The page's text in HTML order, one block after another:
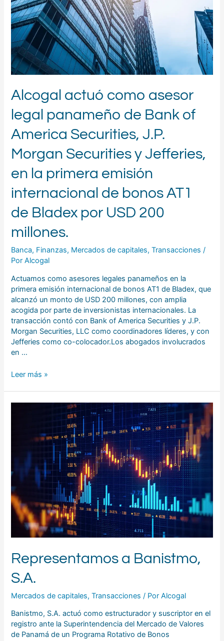
Alcogal actuó como asesor
legal panameño de Bank of
America Securities, J.P.
Morgan Securities y Jefferies,
en la primera emisión
internacional de bonos AT1
de Bladex por USD 200
millones.
Banca, Finanzas, Mercados de capitales,Transacciones /
PorAlcogal
Actuamos como asesores legales panameños en la
primera emisión internacional de bonos AT1 de Bladex, que
alcanzó un monto de USD 200 millones, con amplia
acogida por parte de inversionistas internacionales. La
transacción contó con Bank of America Securities y J.P.
Morgan Securities, LLC como coordinadores líderes, y con
Jefferies como co-colocador.Los abogados involucrados
en …
de
Bank
of
America
Securities,
J.P.
Morgan
y
Jefferies,
en
primera
internacional
bonos
AT1
de
Bladex
por
USD
200
millones.
Leer más »
Representamos a Banistmo,
S.A.
Mercados de capitales,Transacciones / PorAlcogal
Banistmo, S.A. actuó como estructurador y suscriptor en el
registro ante la Superintendencia del Mercado de Valores
de Panamá de un Programa Rotativo de Bonos